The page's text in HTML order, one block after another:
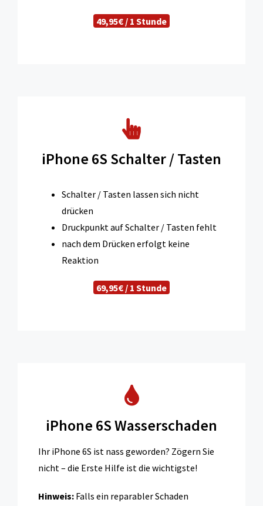
49,95€ / 1 Stunde
iPhone 6S Schalter / Tasten
Schalter / Tasten lassen sich nicht
drücken
Druckpunkt auf Schalter / Tasten fehlt
nach dem Drücken erfolgt keine
Reaktion
69,95€ / 1 Stunde
iPhone 6S Wasserschaden
Ihr iPhone 6S ist nass geworden? Zögern Sie
nicht – die Erste Hilfe ist die wichtigste!
Hinweis: Falls ein reparabler Schaden